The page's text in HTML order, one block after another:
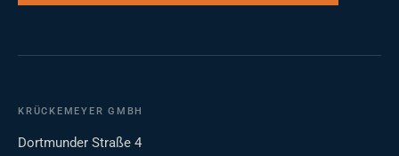
KRÜCKEMEYER GMBH
Dortmunder Straße 4